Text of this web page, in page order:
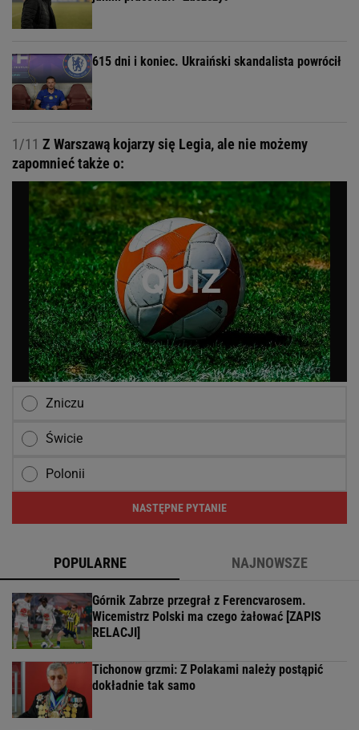
615 dni i koniec. Ukraiński skandalista powrócił
1/11 Z Warszawą kojarzy się Legia, ale nie możemy
zapomnieć także o:
Zniczu
Świcie
Polonii
NASTĘPNE PYTANIE
POPULARNE NAJNOWSZE
Górnik Zabrze przegrał z Ferencvarosem.
Wicemistrz Polski ma czego żałować [ZAPIS
RELACJI]
Tichonow grzmi: Z Polakami należy postąpić
dokładnie tak samo